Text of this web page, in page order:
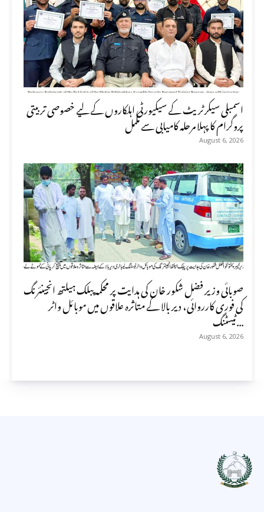
اسمبلی سیکرٹریٹ کے سیکیورٹی اہلکاروں کے لیے خصوصی تربیتی
پروگرام کا پہلا مرحلہ کامیابی سے مکمل
August 6, 2026
صوبائی وزیر فضل شکور خان کی ہدایت پر محکمہ پبلک ہیلتھ انجینئرنگ
کی فوری کارروائی، دیر بالا کے متاثرہ علاقوں میں موبائل واٹر
ٹیسٹنگ...
August 6, 2026